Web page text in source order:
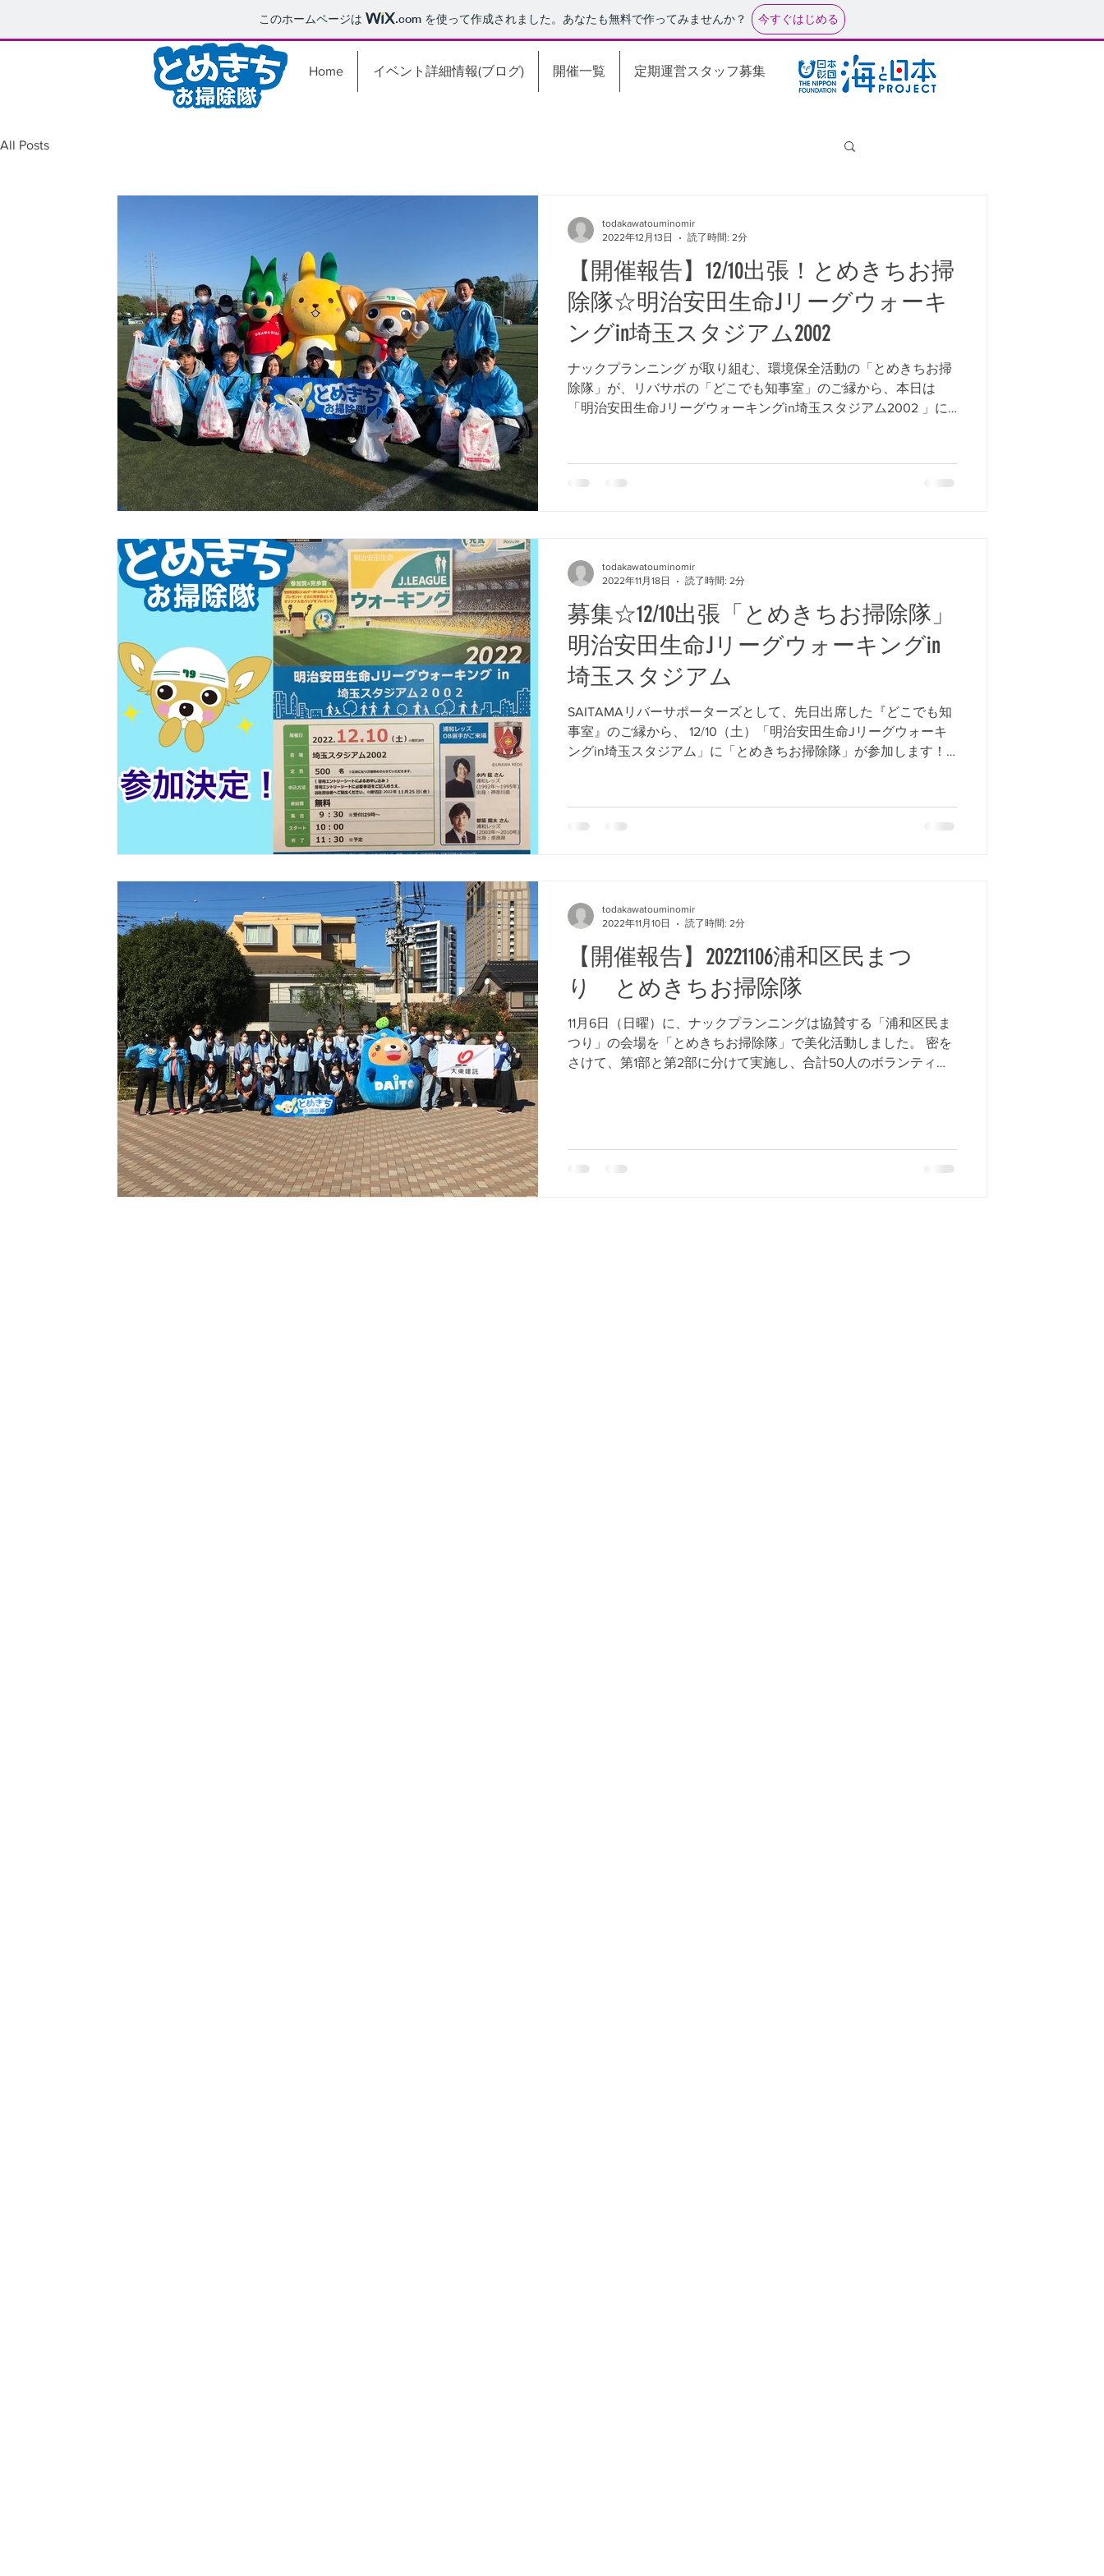
このホームページは .com を使って作成されました。あなたも無料で作ってみませんか？ 今すぐはじめる
Home イベント詳細情報(ブログ) 開催一覧 定期運営スタッフ募集
All Posts
【開催報告】12/10出張！とめきちお掃
除隊☆明治安田生命Jリーグウォーキ
ングin埼玉スタジアム2002
ナックプランニング が取り組む、環境保全活動の「とめきちお掃
除隊」が、リバサポの「どこでも知事室」のご縁から、本日は
「明治安田生命Jリーグウォーキングin埼玉スタジアム2002 」に
todakawatouminomir
2022年12月13日
読了時間: 2分
募集☆12/10出張「とめきちお掃除隊」
明治安田生命Jリーグウォーキングin
埼玉スタジアム
SAITAMAリバーサポーターズとして、先日出席した『どこでも知
事室』のご縁から、 12/10（土）「明治安田生命Jリーグウォーキ
ングin埼玉スタジアム」に「とめきちお掃除隊」が参加します！
todakawatouminomir
2022年11月18日
読了時間: 2分
【開催報告】20221106浦和区民まつ
り とめきちお掃除隊
11月6日（日曜）に、ナックプランニングは協賛する「浦和区民ま
つり」の会場を「とめきちお掃除隊」で美化活動しました。 密を
さけて、第1部と第2部に分けて実施し、合計50人のボランティア
todakawatouminomir
2022年11月10日
読了時間: 2分